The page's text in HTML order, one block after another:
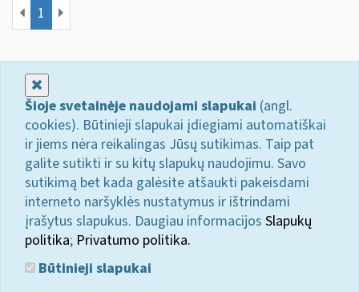
1
Šioje svetainėje naudojami slapukai (angl.
cookies). Būtinieji slapukai įdiegiami automatiškai
ir jiems nėra reikalingas Jūsų sutikimas. Taip pat
galite sutikti ir su kitų slapukų naudojimu. Savo
sutikimą bet kada galėsite atšaukti pakeisdami
interneto naršyklės nustatymus ir ištrindami
įrašytus slapukus. Daugiau informacijos Slapukų
politika; Privatumo politika.
Būtinieji slapukai